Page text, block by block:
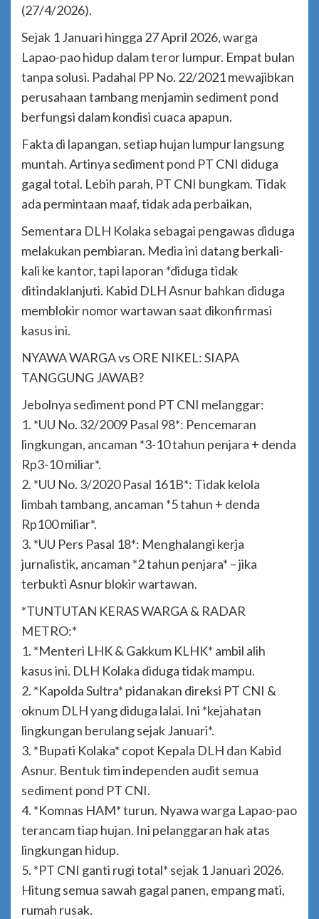
(27/4/2026).
Sejak 1 Januari hingga 27 April 2026, warga
Lapao-pao hidup dalam teror lumpur. Empat bulan
tanpa solusi. Padahal PP No. 22/2021 mewajibkan
perusahaan tambang menjamin sediment pond
berfungsi dalam kondisi cuaca apapun.
Fakta di lapangan, setiap hujan lumpur langsung
muntah. Artinya sediment pond PT CNI diduga
gagal total. Lebih parah, PT CNI bungkam. Tidak
ada permintaan maaf, tidak ada perbaikan,
Sementara DLH Kolaka sebagai pengawas diduga
melakukan pembiaran. Media ini datang berkali-
kali ke kantor, tapi laporan *diduga tidak
ditindaklanjuti. Kabid DLH Asnur bahkan diduga
memblokir nomor wartawan saat dikonfirmasi
kasus ini.
NYAWA WARGA vs ORE NIKEL: SIAPA
TANGGUNG JAWAB?
Jebolnya sediment pond PT CNI melanggar:
1. *UU No. 32/2009 Pasal 98*: Pencemaran
lingkungan, ancaman *3-10 tahun penjara + denda
Rp3-10 miliar*.
2. *UU No. 3/2020 Pasal 161B*: Tidak kelola
limbah tambang, ancaman *5 tahun + denda
Rp100 miliar*.
3. *UU Pers Pasal 18*: Menghalangi kerja
jurnalistik, ancaman *2 tahun penjara* – jika
terbukti Asnur blokir wartawan.
*TUNTUTAN KERAS WARGA & RADAR
METRO:*
1. *Menteri LHK & Gakkum KLHK* ambil alih
kasus ini. DLH Kolaka diduga tidak mampu.
2. *Kapolda Sultra* pidanakan direksi PT CNI &
oknum DLH yang diduga lalai. Ini *kejahatan
lingkungan berulang sejak Januari*.
3. *Bupati Kolaka* copot Kepala DLH dan Kabid
Asnur. Bentuk tim independen audit semua
sediment pond PT CNI.
4. *Komnas HAM* turun. Nyawa warga Lapao-pao
terancam tiap hujan. Ini pelanggaran hak atas
lingkungan hidup.
5. *PT CNI ganti rugi total* sejak 1 Januari 2026.
Hitung semua sawah gagal panen, empang mati,
rumah rusak.